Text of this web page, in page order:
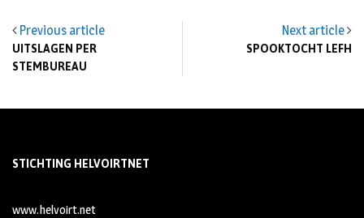
Previous article
UITSLAGEN PER
STEMBUREAU
Next article
SPOOKTOCHT LEFH
STICHTING HELVOIRTNET
www.helvoirt.net